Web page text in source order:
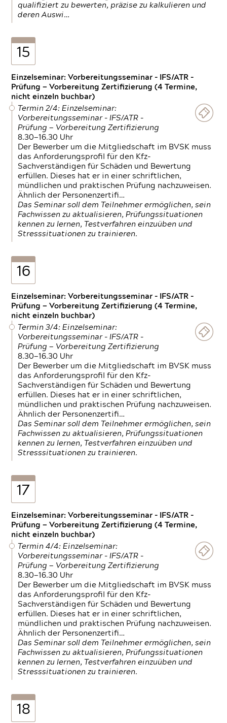
qualifiziert zu bewerten, präzise zu kalkulieren und
deren Auswi…
15
Einzelseminar: Vorbereitungsseminar - IFS/ATR -
Prüfung — Vorbereitung Zertifizierung (4 Termine,
nicht einzeln buchbar)
Termin 2/4: Einzelseminar:
Vorbereitungsseminar - IFS/ATR -
Prüfung — Vorbereitung Zertifizierung
8.30—16.30 Uhr
Der Bewerber um die Mitgliedschaft im BVSK muss
das Anforderungsprofil für den Kfz-
Sachverständigen für Schäden und Bewertung
erfüllen. Dieses hat er in einer schriftlichen,
mündlichen und praktischen Prüfung nachzuweisen.
Ähnlich der Personenzertifi…
Das Seminar soll dem Teilnehmer ermöglichen, sein
Fachwissen zu aktualisieren, Prüfungssituationen
kennen zu lernen, Testverfahren einzuüben und
Stresssituationen zu trainieren.
16
Einzelseminar: Vorbereitungsseminar - IFS/ATR -
Prüfung — Vorbereitung Zertifizierung (4 Termine,
nicht einzeln buchbar)
Termin 3/4: Einzelseminar:
Vorbereitungsseminar - IFS/ATR -
Prüfung — Vorbereitung Zertifizierung
8.30—16.30 Uhr
Der Bewerber um die Mitgliedschaft im BVSK muss
das Anforderungsprofil für den Kfz-
Sachverständigen für Schäden und Bewertung
erfüllen. Dieses hat er in einer schriftlichen,
mündlichen und praktischen Prüfung nachzuweisen.
Ähnlich der Personenzertifi…
Das Seminar soll dem Teilnehmer ermöglichen, sein
Fachwissen zu aktualisieren, Prüfungssituationen
kennen zu lernen, Testverfahren einzuüben und
Stresssituationen zu trainieren.
17
Einzelseminar: Vorbereitungsseminar - IFS/ATR -
Prüfung — Vorbereitung Zertifizierung (4 Termine,
nicht einzeln buchbar)
Termin 4/4: Einzelseminar:
Vorbereitungsseminar - IFS/ATR -
Prüfung — Vorbereitung Zertifizierung
8.30—16.30 Uhr
Der Bewerber um die Mitgliedschaft im BVSK muss
das Anforderungsprofil für den Kfz-
Sachverständigen für Schäden und Bewertung
erfüllen. Dieses hat er in einer schriftlichen,
mündlichen und praktischen Prüfung nachzuweisen.
Ähnlich der Personenzertifi…
Das Seminar soll dem Teilnehmer ermöglichen, sein
Fachwissen zu aktualisieren, Prüfungssituationen
kennen zu lernen, Testverfahren einzuüben und
Stresssituationen zu trainieren.
18